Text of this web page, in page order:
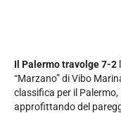
Il Palermo travolge 7-2
“Marzano” di Vibo
classifica per il
approfittando del